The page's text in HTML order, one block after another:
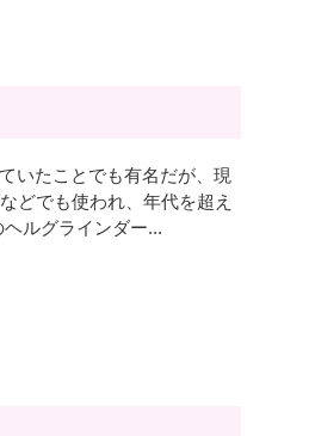
いたことでも有名だが、現
どでも使われ、年代を超え
ルグラインダー...